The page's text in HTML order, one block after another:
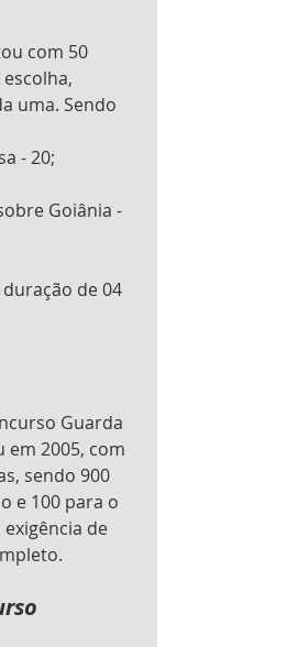
com 50
uma. Sendo
- 20;
Goiânia -
de 04
Guarda
em 2005, com
sendo 900
e 100 para o
de